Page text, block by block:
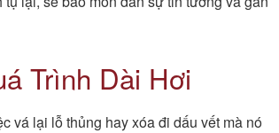
Trình Dài Hơi
vá lại lỗ thủng hay xóa đi dấu vết mà nó